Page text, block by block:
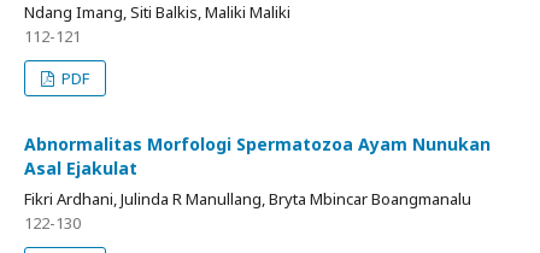
Ndang Imang, Siti Balkis, Maliki Maliki
112-121
PDF
Abnormalitas Morfologi Spermatozoa Ayam Nunukan
Asal Ejakulat
Fikri Ardhani, Julinda R Manullang, Bryta Mbincar Boangmanalu
122-130